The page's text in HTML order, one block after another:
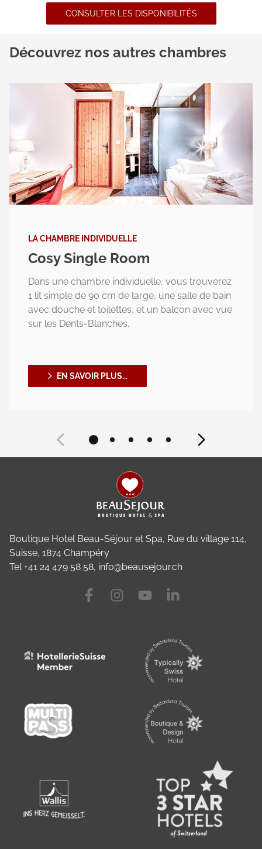
CONSULTER LES DISPONIBILITÉS
Découvrez nos autres chambres
LA CHAMBRE INDIVIDUELLE
Cosy Single Room
Dans une chambre individuelle, vous trouverez
1 lit simple de 90 cm de large, une salle de bain
avec douche et toilettes, et un balcon avec vue
sur les Dents-Blanches.
EN SAVOIR PLUS...
Boutique Hotel Beau-Séjour et Spa, Rue du village 114,
Suisse, 1874 Champéry
Tel +41 24 479 58 58, info@beausejour.ch
Visit us at Facebook
Visit us at Instagram
Visit us at Youtube
Visit us at Linkedin